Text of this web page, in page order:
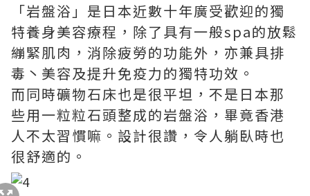
「岩盤浴」是日本近數十年廣受歡迎的獨
特養身美容療程，除了具有一般spa的放鬆
繃緊肌肉，消除疲勞的功能外，亦兼具排
毒丶美容及提升免疫力的獨特功效。
而同時礦物石床也是很平坦，不是日本那
些用一粒粒石頭整成的岩盤浴，畢竟香港
人不太習慣嘛。設計很讚，令人躺臥時也
很舒適的。